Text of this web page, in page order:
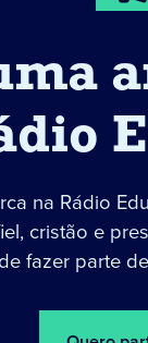
na Rádio
cristão e
fazer parte